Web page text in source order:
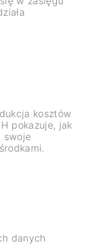
kosztów
pokazuje, jak
swoje
danych